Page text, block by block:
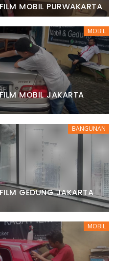
MOBIL PURWAKARTA
MOBIL
MOBIL JAKARTA
BANGUNAN
GEDUNG JAKARTA
MOBIL